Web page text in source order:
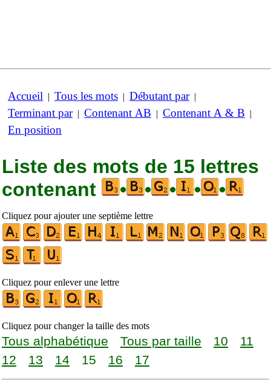
Accueil | Tous les mots | Débutant par|
Terminant par| Contenant AB | Contenant A & B |
En position
Liste des mots de 15 lettres
contenant
• • • • •
Cliquez pour ajouter une septième lettre
Cliquez pour enlever une lettre
Cliquez pour changer la taille des mots
Tous alphabétique Tous par taille 10
11
12
13 14 15 16 17